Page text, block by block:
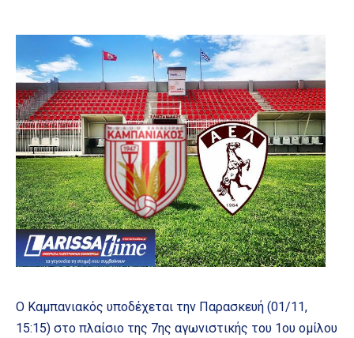
Ο Καμπανιακός υποδέχεται την Παρασκευή (01/11,
15:15) στο πλαίσιο της 7ης αγωνιστικής του 1ου ομίλου